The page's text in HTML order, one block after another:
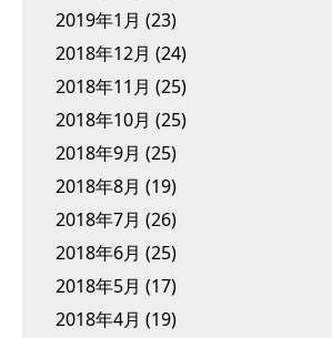
2019年1月 (23)
2018年12月 (24)
2018年11月 (25)
2018年10月 (25)
2018年9月 (25)
2018年8月 (19)
2018年7月 (26)
2018年6月 (25)
2018年5月 (17)
2018年4月 (19)